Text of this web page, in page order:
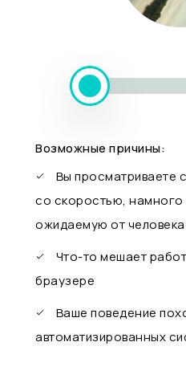
Возможные причины:
Вы просматриваете
со скоростью,
ожидаемую от человека
Что-то мешает
браузере
Ваше поведение
автоматизированных